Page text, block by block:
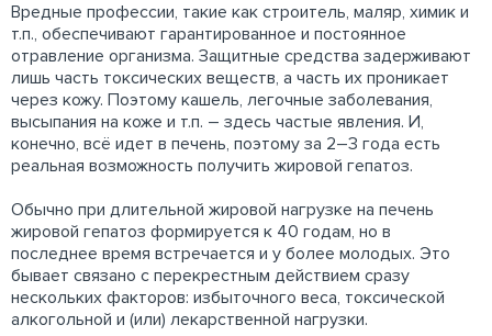
Вредные профессии, такие как строитель, маляр, химик и
т.п., обеспечивают гарантированное и постоянное
отравление организма. Защитные средства задерживают
лишь часть токсических веществ, а часть их проникает
через кожу. Поэтому кашель, легочные заболевания,
высыпания на коже и т.п. – здесь частые явления. И,
конечно, всё идет в печень, поэтому за 2–3 года есть
реальная возможность получить жировой гепатоз.
Обычно при длительной жировой нагрузке на печень
жировой гепатоз формируется к 40 годам, но в
последнее время встречается и у более молодых. Это
бывает связано с перекрестным действием сразу
нескольких факторов: избыточного веса, токсической
алкогольной и (или) лекарственной нагрузки.